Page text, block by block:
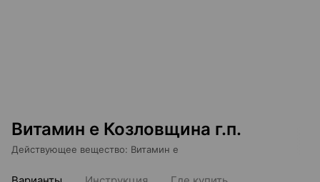
Витамин e Козловщина г.п.
Действующее вещество: Витамин е